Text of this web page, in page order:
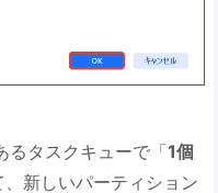
るタスクキューで「1個
新しいパーティション